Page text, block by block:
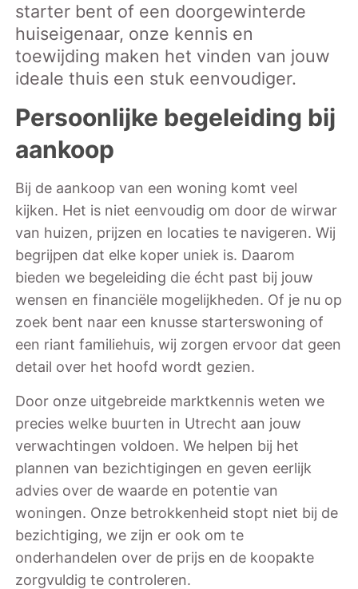
starter bent of een doorgewinterde
huiseigenaar, onze kennis en
toewijding maken het vinden van jouw
ideale thuis een stuk eenvoudiger.
Persoonlijke begeleiding bij
aankoop
Bij de aankoop van een woning komt veel
kijken. Het is niet eenvoudig om door de wirwar
van huizen, prijzen en locaties te navigeren. Wij
begrijpen dat elke koper uniek is. Daarom
bieden we begeleiding die écht past bij jouw
wensen en financiële mogelijkheden. Of je nu op
zoek bent naar een knusse starterswoning of
een riant familiehuis, wij zorgen ervoor dat geen
detail over het hoofd wordt gezien.
Door onze uitgebreide marktkennis weten we
precies welke buurten in Utrecht aan jouw
verwachtingen voldoen. We helpen bij het
plannen van bezichtigingen en geven eerlijk
advies over de waarde en potentie van
woningen. Onze betrokkenheid stopt niet bij de
bezichtiging, we zijn er ook om te
onderhandelen over de prijs en de koopakte
zorgvuldig te controleren.